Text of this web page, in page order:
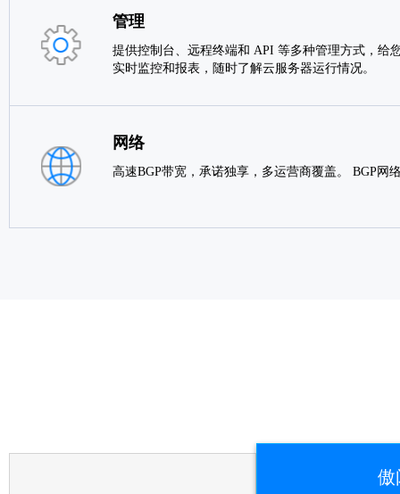
管理
提供控制台、远程终端和 API 等多种管理方式，给
实时监控和报表，随时了解云服务器运行情况。
网络
高速BGP带宽，承诺独享，多运营商覆盖。 BGP
傲